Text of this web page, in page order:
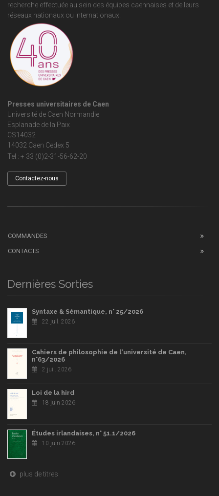
recherche effectuée au sein des équipes caennaises et de leurs
réseaux nationaux ou internationaux.
Presses universitaires de Caen
Université de Caen Normandie
Esplanade de la Paix
CS14032
14032 Caen Cedex 5
Tel : + 33 (0)2-31-56-62-20
Contactez-nous
COMMANDES
CONTACTS
Dernières Sorties
Syntaxe & Sémantique, n° 25/2026
22 juil. 2026
Cahiers de philosophie de l'université de Caen,
n°63/2026
2 juil. 2026
Loi de la hird
18 juin 2026
Études irlandaises, n° 51.1/2026
10 juin 2026
plus de titres